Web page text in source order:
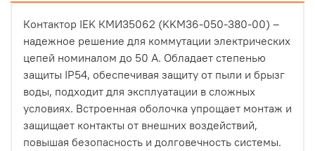
Контактор IEK КМИ35062 (KKM36-050-380-00) –
надежное решение для коммутации электрических
цепей номиналом до 50 А. Обладает степенью
защиты IP54, обеспечивая защиту от пыли и брызг
воды, подходит для эксплуатации в сложных
условиях. Встроенная оболочка упрощает монтаж и
защищает контакты от внешних воздействий,
повышая безопасность и долговечность системы.